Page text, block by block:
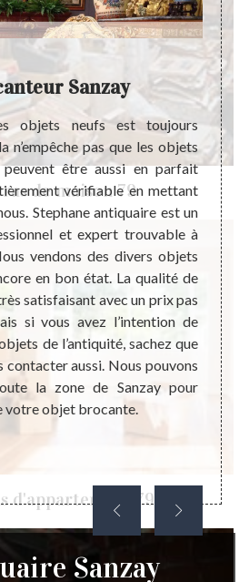
de maison 79
d'appartement 79
Sanzay
objets neufs est toujours
n’empêche pas que les objets
peuvent être aussi en parfait
vérifiable en mettant
Stephane antiquaire est un
et expert trouvable à
vendons des divers objets
en bon état. La qualité de
satisfaisant avec un prix pas
si vous avez l’intention de
de l’antiquité, sachez que
contacter aussi. Nous pouvons
la zone de Sanzay pour
votre objet brocante.
Un
que
que
de
pour
la
son
vous
objet
Sanzay